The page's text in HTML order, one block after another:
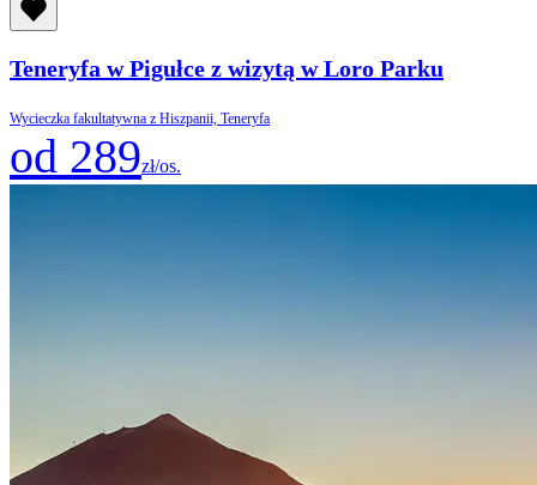
Teneryfa w Pigułce z wizytą w Loro Parku
Wycieczka fakultatywna z Hiszpanii, Teneryfa
od 289zł/os.